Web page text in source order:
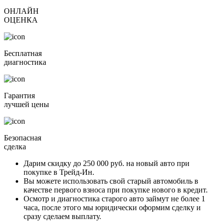
ОНЛАЙН
ОЦЕНКА
Бесплатная
диагностика
Гарантия
лучшей цены
Безопасная
сделка
Дарим скидку до 250 000 руб. на новый авто при
покупке в Трейд-Ин.
Вы можете использовать свой старый автомобиль в
качестве первого взноса при покупке нового в кредит.
Осмотр и диагностика старого авто займут не более 1
часа, после этого мы юридически оформим сделку и
сразу сделаем выплату.